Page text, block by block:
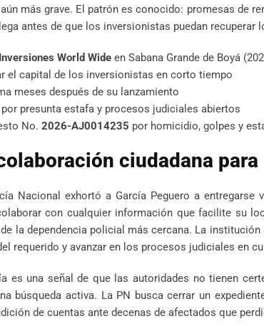
más grave. El patrón es conocido: promesas de
antes de que los inversionistas puedan recuperar
World Wide en Sabana Grande de Boyá
el capital de los inversionistas en corto tiempo
meses después de su lanzamiento
presunta estafa y procesos judiciales abiertos
No. 2026-AJ0014235 por homicidio, golpes y
ciudadana
Nacional exhortó a García Peguero a
con cualquier información que facilite su
la dependencia policial más cercana. La
requerido y avanzar en los procesos judiciales en
es una señal de que las autoridades no tienen
búsqueda activa. La PN busca cerrar un
de cuentas ante decenas de afectados que